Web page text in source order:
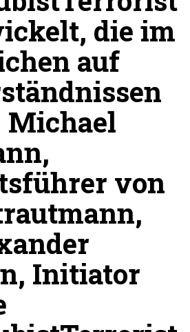
die im
auf
Michael
von
Initiator